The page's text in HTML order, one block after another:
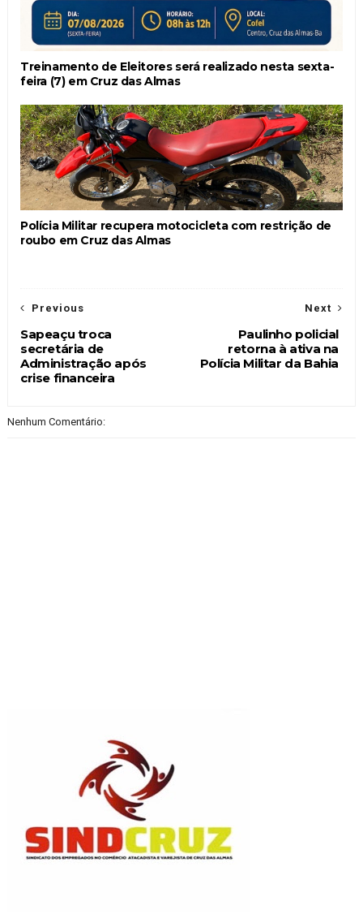
Treinamento de Eleitores será realizado nesta sexta-
feira (7) em Cruz das Almas
Polícia Militar recupera motocicleta com restrição de
roubo em Cruz das Almas
Next
Paulinho policial
retorna à ativa na
Polícia Militar da Bahia
Previous
Sapeaçu troca
secretária de
Administração após
crise financeira
Nenhum Comentário: